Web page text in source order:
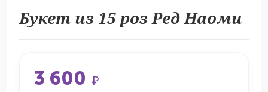
Букет из 15 роз Ред Наоми
3 600 ₽